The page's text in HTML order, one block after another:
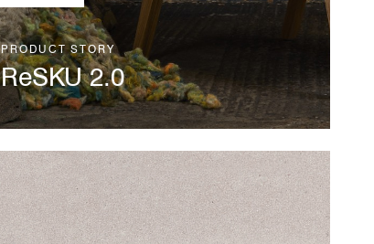
PRODUCT STORY
ReSKU 2.0
ReSKU 2.0 is a recreation of our
iconic recycled wool fabric,
ReSKU, which launched in 1998
and was made from old army
jumpers. Reimagined for 2024, to